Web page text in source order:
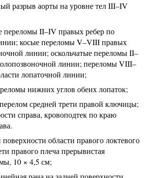
разрыв аорты на уровне тел III–IV
переломы II–IV правых ребер по
косые переломы V–VIII правых
линии; оскольчатые переломы II–
линии; переломы VIII–
лопаточной линии;
нижних углов обеих лопаток;
средней трети правой ключицы;
справа, кровоподтек по краю
поверхности области правого локтевого
правого плеча прерывистая
10 × 4,5 см;